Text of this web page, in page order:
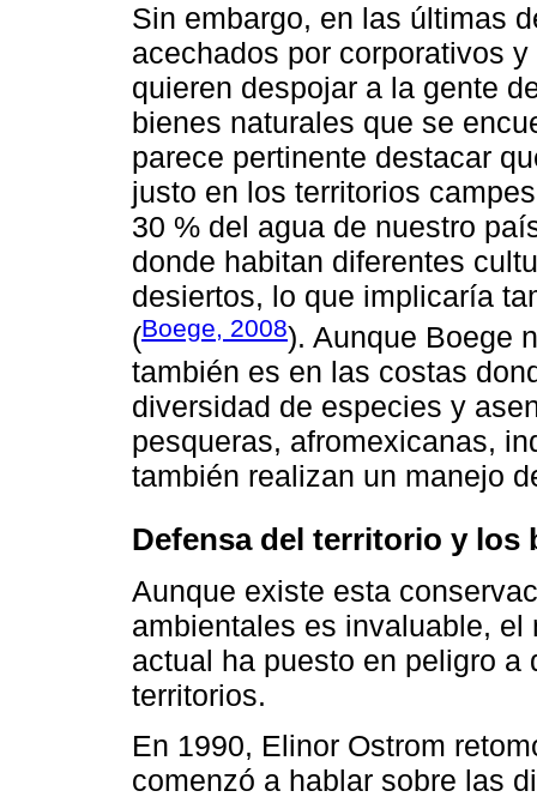
Sin embargo, en las últimas
acechados por corporativos
quieren despojar a la gente
bienes naturales que se
parece pertinente destacar
justo en los territorios
30 % del agua de nuestro
donde habitan diferentes
desiertos, lo que implicaría
(Boege, 2008). Aunque Boege
también es en las costas
diversidad de especies y
pesqueras, afromexicanas,
también realizan un manejo
Defensa del territorio y los
Aunque existe esta
ambientales es invaluable,
actual ha puesto en peligro
territorios.
En 1990, Elinor Ostrom
comenzó a hablar sobre las